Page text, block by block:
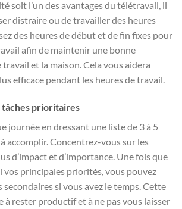
soit l’un des avantages du télétravail, il
distraire ou de travailler des heures
des heures de début et de fin fixes pour
afin de maintenir une bonne
et la maison. Cela vous aidera
efficace pendant les heures de travail.
tâches prioritaires
journée en dressant une liste de 3 à 5
accomplir. Concentrez-vous sur les
d’impact et d’importance. Une fois que
vos principales priorités, vous pouvez
secondaires si vous avez le temps. Cette
à rester productif et à ne pas vous laisser